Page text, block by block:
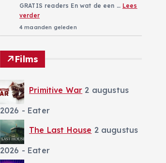
GRATIS readers En wat de een … Lees
verder
4 maanden geleden
Films
Primitive War 2 augustus
2026 - Eater
The Last House 2 augustus
2026 - Eater